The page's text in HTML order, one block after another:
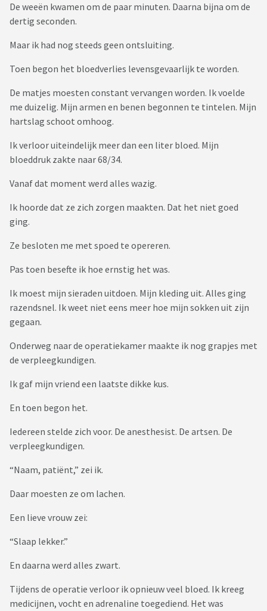
De weeën kwamen om de paar minuten. Daarna bijna om de
dertig seconden.
Maar ik had nog steeds geen ontsluiting.
Toen begon het bloedverlies levensgevaarlijk te worden.
De matjes moesten constant vervangen worden. Ik voelde
me duizelig. Mijn armen en benen begonnen te tintelen. Mijn
hartslag schoot omhoog.
Ik verloor uiteindelijk meer dan een liter bloed. Mijn
bloeddruk zakte naar 68/34.
Vanaf dat moment werd alles wazig.
Ik hoorde dat ze zich zorgen maakten. Dat het niet goed
ging.
Ze besloten me met spoed te opereren.
Pas toen besefte ik hoe ernstig het was.
Ik moest mijn sieraden uitdoen. Mijn kleding uit. Alles ging
razendsnel. Ik weet niet eens meer hoe mijn sokken uit zijn
gegaan.
Onderweg naar de operatiekamer maakte ik nog grapjes met
de verpleegkundigen.
Ik gaf mijn vriend een laatste dikke kus.
En toen begon het.
Iedereen stelde zich voor. De anesthesist. De artsen. De
verpleegkundigen.
“Naam, patiënt,” zei ik.
Daar moesten ze om lachen.
Een lieve vrouw zei:
“Slaap lekker.”
En daarna werd alles zwart.
Tijdens de operatie verloor ik opnieuw veel bloed. Ik kreeg
medicijnen, vocht en adrenaline toegediend. Het was